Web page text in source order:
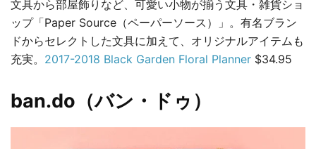
文具から部屋飾りなど、可愛い小物が揃う文具・雑貨ショ
ップ「Paper Source（ペーパーソース）」。有名ブラン
ドからセレクトした文具に加えて、オリジナルアイテムも
充実。 2017-2018 Black Garden Floral Planner $34.95
ban.do（バン・ドゥ）